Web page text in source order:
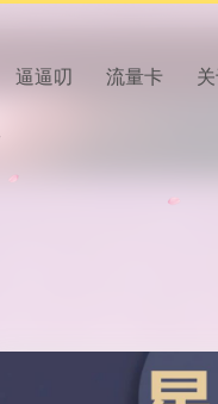
逼逼叨 流量卡